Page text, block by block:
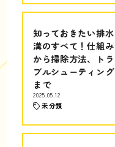
知っておきたい排水
溝のすべて！仕組み
から掃除方法、トラ
ブルシューティング
まで
2025.05.12
未分類